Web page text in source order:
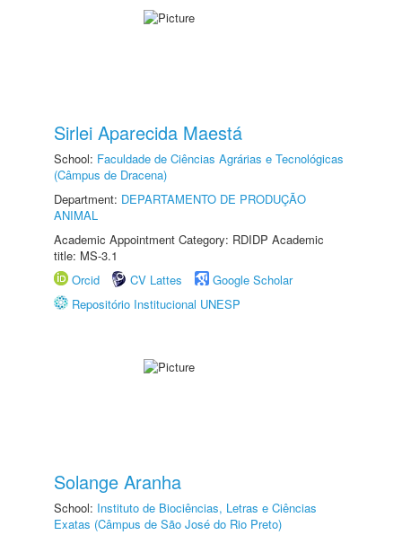
Sirlei Aparecida Maestá
School: Faculdade de Ciências Agrárias e Tecnológicas
(Câmpus de Dracena)
Department: DEPARTAMENTO DE PRODUÇÃO
ANIMAL
Academic Appointment Category: RDIDP Academic
title: MS-3.1
Orcid
CV Lattes
Google Scholar
Repositório Institucional UNESP
Solange Aranha
School: Instituto de Biociências, Letras e Ciências
Exatas (Câmpus de São José do Rio Preto)